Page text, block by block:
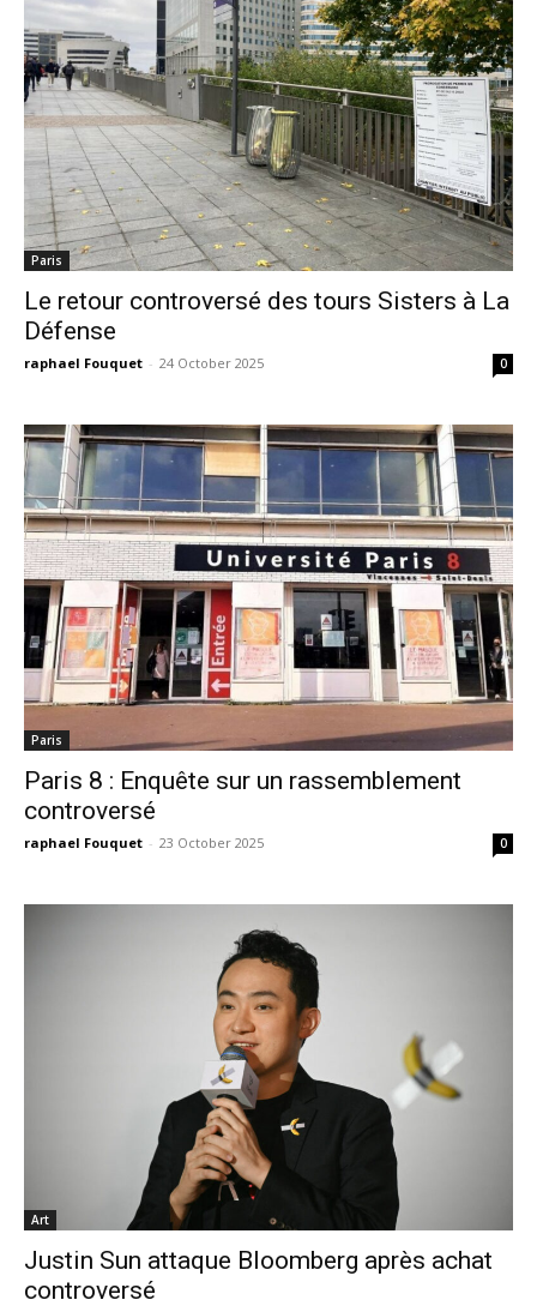
Paris
Le retour controversé des tours Sisters à La
Défense
raphael Fouquet - 24 October 2025 0
Paris
Paris 8 : Enquête sur un rassemblement
controversé
raphael Fouquet - 23 October 2025 0
Art
Justin Sun attaque Bloomberg après achat
controversé